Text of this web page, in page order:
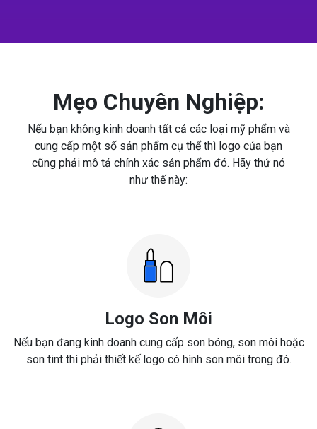
Mẹo Chuyên Nghiệp:
Nếu bạn không kinh doanh tất cả các loại mỹ phẩm và
cung cấp một số sản phẩm cụ thể thì logo của bạn
cũng phải mô tả chính xác sản phẩm đó. Hãy thử nó
như thế này:
Logo Son Môi
Nếu bạn đang kinh doanh cung cấp son bóng, son môi hoặc
son tint thì phải thiết kế logo có hình son môi trong đó.